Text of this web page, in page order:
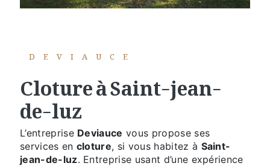
DEVIAUCE
cloture à Saint-jean-
de-luz
L’entreprise Deviauce vous propose ses
services en cloture, si vous habitez à Saint-
jean-de-luz. Entreprise usant d’une expérience